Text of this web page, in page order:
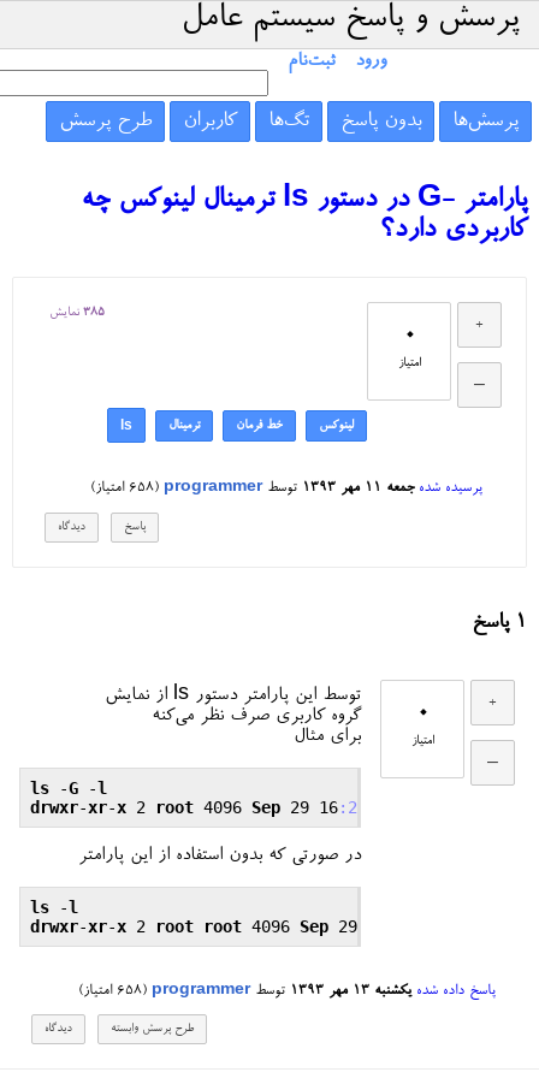
پرسش و پاسخ سیستم عامل
ورود ثبت‌نام
پرسش‌ها بدون پاسخ تگ‌ها کاربران طرح پرسش
پارامتر -G در دستور ls ترمینال لینوکس چه
کاربردی دارد؟
0
امتیاز
385 نمایش
لینوکس خط فرمان ترمینال ls
پرسیده شده جمعه ۱۱ مهر ۱۳۹۳ توسطprogrammer
(
658 امتیاز)
1 پاسخ
0
امتیاز
توسط این پارامتر دستور ls از نمایش
گروه کاربری صرف نظر می‌کنه
برای مثال
ls -G -l
drwxr-xr-x 2 root 4096 Sep 29 16:20
در صورتی که بدون استفاده از این پارامتر
ls -l
drwxr-xr-x 2 root root 4096 Sep 29 16
پاسخ داده شده یکشنبه ۱۳ مهر ۱۳۹۳ توسطprogrammer
(
658 امتیاز)